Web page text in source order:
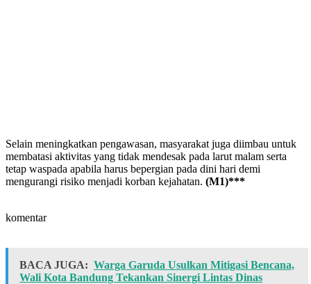
Selain meningkatkan pengawasan, masyarakat juga diimbau untuk
membatasi aktivitas yang tidak mendesak pada larut malam serta
tetap waspada apabila harus bepergian pada dini hari demi
mengurangi risiko menjadi korban kejahatan. (M1)***
komentar
BACA JUGA: Warga Garuda Usulkan Mitigasi Bencana,
Wali Kota Bandung Tekankan Sinergi Lintas Dinas